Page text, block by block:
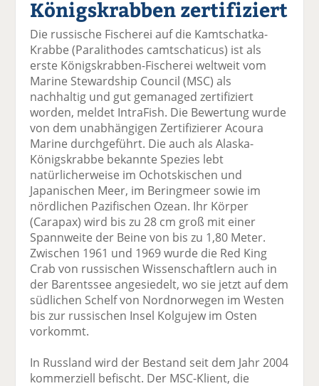
el
a
uf
F
ac
e
b
o
o
k
te
il
e
n
el
t
wi
tt
er
el
a
uf
Li
n
e
di
n
te
n
el
p
er
E
m
v
er
el
D
Königskrabben zertifiziert
Die russische Fischerei auf die Kamtschatka-
Krabbe (Paralithodes camtschaticus) ist als
erste Königskrabben-Fischerei weltweit vom
Marine Stewardship Council (MSC) als
nachhaltig und gut gemanaged zertifiziert
worden, meldet IntraFish. Die Bewertung wurde
von dem unabhängigen Zertifizierer Acoura
Marine durchgeführt. Die auch als Alaska-
Königskrabbe bekannte Spezies lebt
natürlicherweise im Ochotskischen und
Japanischen Meer, im Beringmeer sowie im
nördlichen Pazifischen Ozean. Ihr Körper
(Carapax) wird bis zu 28 cm groß mit einer
Spannweite der Beine von bis zu 1,80 Meter.
Zwischen 1961 und 1969 wurde die Red King
Crab von russischen Wissenschaftlern auch in
der Barentssee angesiedelt, wo sie jetzt auf dem
südlichen Schelf von Nordnorwegen im Westen
bis zur russischen Insel Kolgujew im Osten
vorkommt.
In Russland wird der Bestand seit dem Jahr 2004
kommerziell befischt. Der MSC-Klient, die